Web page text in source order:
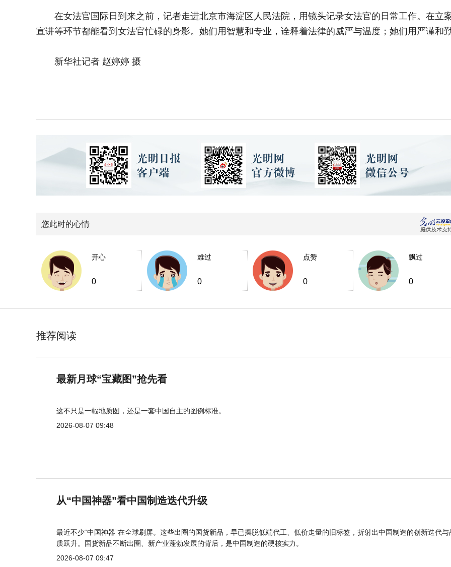
在女法官国际日到来之前，记者走进北京市海淀区人民法院，用镜头记录女法官的日常工作。在立
宣讲等环节都能看到女法官忙碌的身影。她们用智慧和专业，诠释着法律的威严与温度；她们用严谨和
新华社记者 赵婷婷 摄
您此时的心情
开心
0
难过
0
点赞
0
飘过
0
推荐阅读
最新月球“宝藏图”抢先看
这不只是一幅地质图，还是一套中国自主的图例标准。
2026-08-07 09:48
从“中国神器”看中国制造迭代升级
最近不少“中国神器”在全球刷屏。这些出圈的国货新品，早已摆脱低端代工、低价走量的旧标签，折射出中国制造的创新迭代与
质跃升。国货新品不断出圈、新产业蓬勃发展的背后，是中国制造的硬核实力。
2026-08-07 09:47